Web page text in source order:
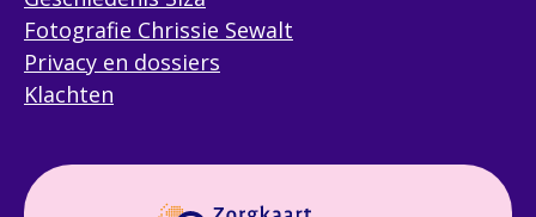
Fotografie Chrissie Sewalt
Privacy en dossiers
Klachten